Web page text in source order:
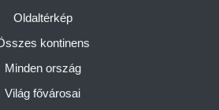
Oldaltérkép
kontinens
Minden ország
Világ fővárosai